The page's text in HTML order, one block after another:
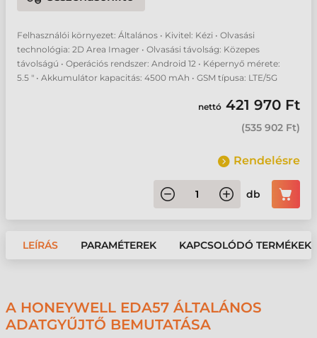
Felhasználói környezet: Általános • Kivitel: Kézi • Olvasási
technológia: 2D Area Imager • Olvasási távolság: Közepes
távolságú • Operációs rendszer: Android 12 • Képernyő mérete:
5.5 " • Akkumulátor kapacitás: 4500 mAh • GSM típusa: LTE/5G
nettó 421 970 Ft
(535 902 Ft)
Rendelésre
db
LEÍRÁS PARAMÉTEREK KAPCSOLÓDÓ TERMÉKEK
A HONEYWELL EDA57 ÁLTALÁNOS
ADATGYŰJTŐ BEMUTATÁSA